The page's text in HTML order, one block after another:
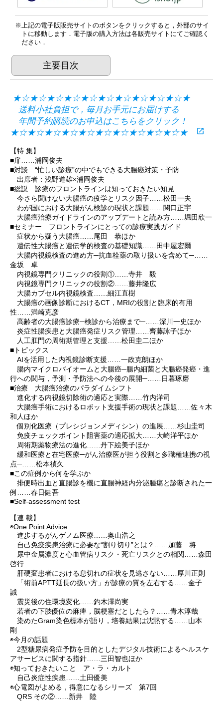
上記の電子版販売サイトのボタンをクリックすると，外部のサイ
トに移動します．電子版の購入方法は各販売サイトにてご確認く
ださい．
主要目次
★☆★☆★☆★☆★☆★☆★☆★☆★☆★☆★
送料小社負担で，毎月お手元にお届けする
年間予約購読のお申込はこちらをクリック！
★☆★☆★☆★☆★☆★☆★☆★☆★☆★☆★
open_in_new
【特 集】
■扉……浦岡俊夫
■対談 “忙しい診療”の中でもできる大腸癌対策・予防
出席者：浅野道雄×浦岡俊夫
■総説 診療のフロントラインは知っておきたい知見
今さら聞けない大腸癌の疫学とリスク因子……松田一夫
わが国における大腸がん検診の現状と課題……関口正宇
大腸癌治療ガイドラインのアップデートと読み方……堀田欣一
■セミナー フロントラインにとっての診療実践ガイド
症状から疑う大腸癌……尾田 恭ほか
遺伝性大腸癌と遺伝学的検査の基礎知識……田中屋宏爾
大腸内視鏡検査の進め方─抗血栓薬の取り扱いを含めて─……
金坂 卓
内視鏡専門クリニックの役割①……寺井 毅
内視鏡専門クリニックの役割②……藤井隆広
大腸カプセル内視鏡検査……細江直樹
大腸癌の画像診断におけるCT，MRIの役割と臨床的有用
性……満崎克彦
高齢者の大腸癌診療─検診から治療まで─……深川一史ほか
炎症性腸疾患と大腸癌発症リスク管理……齊藤詠子ほか
人工肛門の周術期管理と支援……松田圭二ほか
■トピックス
AIを活用した内視鏡診断支援……一政克朗ほか
腸内マイクロバイオームと大腸癌─腸内細菌と大腸癌発癌・進
行への関与，予測・予防法への今後の展開─……日暮琢磨
■治療 大腸癌治療のパラダイムシフト
進化する内視鏡切除術の適応と実際……竹内洋司
大腸癌手術におけるロボット支援手術の現状と課題……佐々木
和人ほか
個別化医療（プレシジョンメディシン）の進展……杉山圭司
免疫チェックポイント阻害薬の適応拡大……大崎洋平ほか
周術期薬物療法の進化……丹下絵美子ほか
緩和医療と在宅医療─がん治療医が担う役割と多職種連携の視
点─……松本禎久
■この症例から何を学ぶか
排便時出血と直腸診を機に直腸神経内分泌腫瘍と診断された一
例……春日健吾
■Self-assessment test
【連 載】
◉One Point Advice
進歩するがんゲノム医療……奥山浩之
自己免疫疾患治療に必要な“割り切り”とは？……加藤 将
尿中金属濃度と心血管病リスク・死亡リスクとの相関……森田
啓行
肝硬変患者における息切れの症状を見逃さない……厚川正則
「術前APTT延長の扱い方」が診療の質を左右する……金子
誠
震災後の住環境変化……釣木澤尚実
若者の下肢優位の麻痺，脳梗塞だとしたら？……青木淳哉
染めたGram染色標本が語り，培養結果は沈黙する……山本
剛
◉今月の話題
2型糖尿病発症予防を目的としたデジタル技術によるヘルスケ
アサービスに関する指針……三田智也ほか
◉知っておきたいこと ア・ラ・カルト
自己炎症性疾患……土田優美
◉心電図がよめる，得意になるシリーズ 第7回
QRS その②……新井 陸